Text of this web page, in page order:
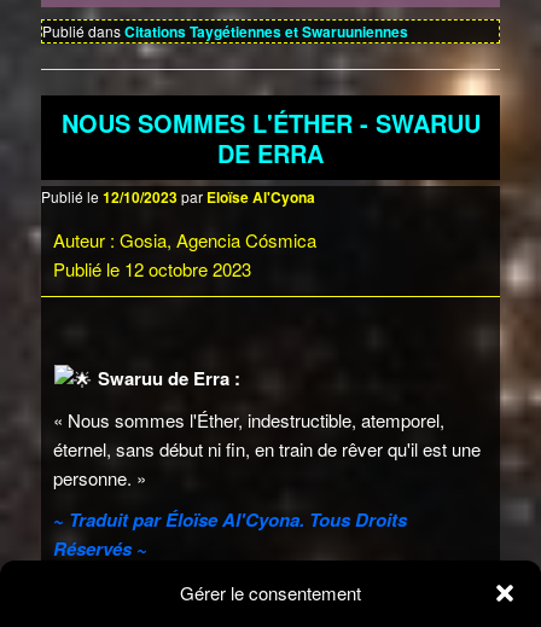
Gérer le consentement
Publié dansCitations Taygétiennes et Swaruuniennes
NOUS SOMMES L'ÉTHER - SWARUU
DE ERRA
Publié le12/10/2023par Eloïse Al'Cyona
Auteur : Gosia, Agencia Cósmica
Publié le 12 octobre 2023
Swaruu de Erra :
« Nous sommes l'Éther, indestructible, atemporel,
éternel, sans début ni fin, en train de rêver qu'il est une
personne. »
~ Traduit par Éloïse Al'Cyona. Tous Droits
Réservés ~